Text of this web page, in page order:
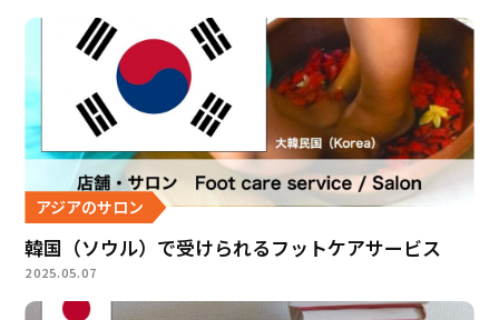
アジアのサロン
韓国（ソウル）で受けられるフットケアサービス
2025.05.07